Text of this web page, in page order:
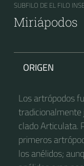
SUBFILO DE EL FILO
Miriápodos
ORIGEN
Los artrópodos
tradicionalmente
clado Articulata.​
primeros
los anélidos;